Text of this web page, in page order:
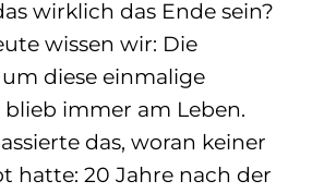
wirklich das Ende sein?
wissen wir: Die
diese einmalige
immer am Leben.
das, woran keiner
hatte: 20 Jahre nach der